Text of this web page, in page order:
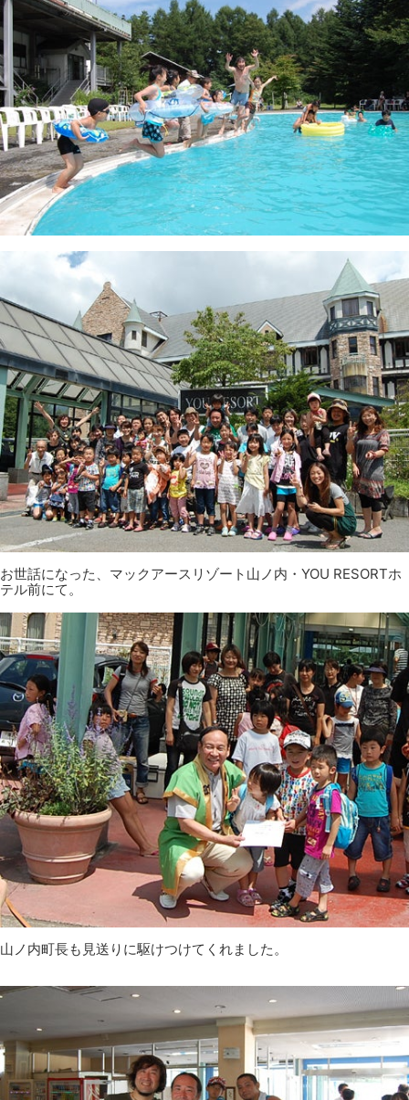
お世話になった、マックアースリゾート山ノ内・YOU RESORTホ
テル前にて。
山ノ内町長も見送りに駆けつけてくれました。